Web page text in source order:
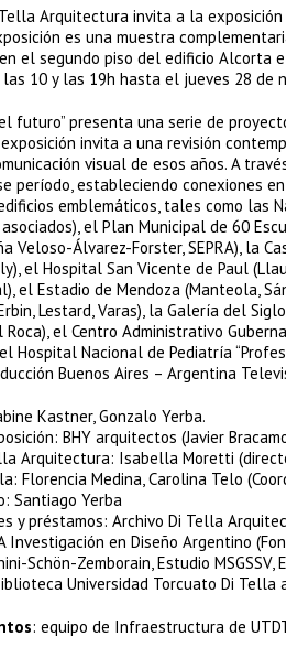
Arquitectura invita a la
es una muestra
el segundo piso del edificio Alcorta
10 y las 19h hasta el jueves 28 de
futuro” presenta una serie de
invita a una revisión
visual de esos años. A
período, estableciendo conexiones
emblemáticos, tales como las
el Plan Municipal de 60
Veloso-Álvarez-Forster, SEPRA), la
el Hospital San Vicente de Paul
el Estadio de Mendoza (Manteola,
Lestard, Varas), la Galería del
Roca), el Centro Administrativo
Hospital Nacional de Pediatría
Buenos Aires – Argentina
Kastner, Gonzalo Yerba.
BHY arquitectos (Javier
Arquitectura: Isabella Moretti
Florencia Medina, Carolina Telo
Santiago Yerba
y préstamos: Archivo Di Tella
Investigación en Diseño Argentino
Schön-Zemborain, Estudio
Universidad Torcuato Di Tella
: equipo de Infraestructura de